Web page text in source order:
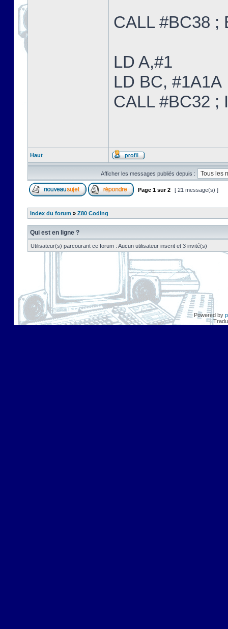
CALL #BC38 ;
LD A,#1
LD BC, #1A1A
CALL #BC32 ;
Haut
Afficher les messages publiés depuis :
Page 1 sur2 [ 21 message(s) ]
Index du forum » Z80 Coding
Qui est en ligne ?
Utilisateur(s) parcourant ce forum : Aucun utilisateur inscrit et 3 invité(s)
Powered by